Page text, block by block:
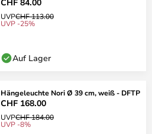
UVPCHF 113.00
UVP -25%
Auf Lager
Hängeleuchte Nori Ø 39 cm, weiß - DFTP
CHF 168.00
UVPCHF 184.00
UVP -8%